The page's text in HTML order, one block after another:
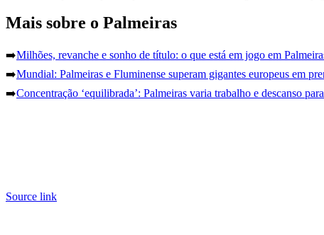
Mais sobre o Palmeiras
➡️Milhões, revanche e sonho de título: o que está em jogo em
➡️Mundial: Palmeiras e Fluminense superam gigantes europeus em
➡️Concentração ‘equilibrada’: Palmeiras varia trabalho e descanso
Source link